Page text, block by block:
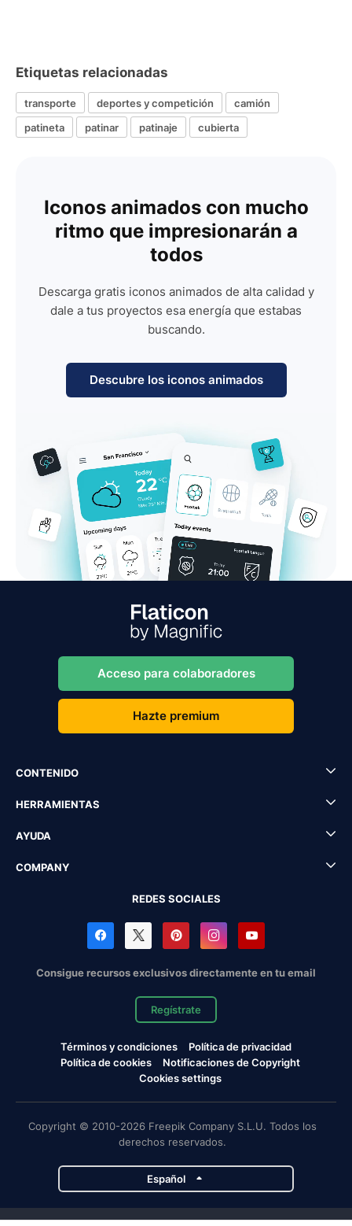
Etiquetas relacionadas
transporte deportes y competición
camión
patineta
patinar patinaje cubierta
Iconos animados con mucho
ritmo que impresionarán a
todos
Descarga gratis iconos animados de alta calidad y
dale a tus proyectos esa energía que estabas
buscando.
Descubre los iconos animados
Acceso para colaboradores
Hazte premium
CONTENIDO
HERRAMIENTAS
AYUDA
COMPANY
REDES SOCIALES
Consigue recursos exclusivos directamente en tu email
Regístrate
Términos y condiciones
Política de privacidad
Política de cookies
Notificaciones de Copyright
Cookies settings
Copyright © 2010-2026 Freepik Company S.L.U. Todos los
derechos reservados.
Español